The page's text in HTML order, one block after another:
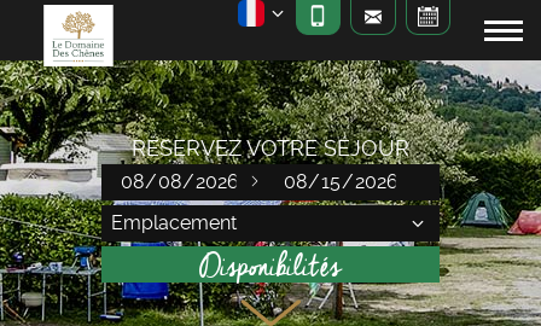
RÉSERVEZ VOTRE SÉJOUR